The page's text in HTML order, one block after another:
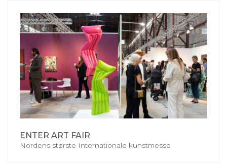
ENTER ART FAIR
Nordens største Internationale kunstmesse